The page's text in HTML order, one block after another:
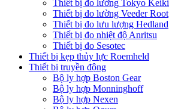
Thiết bị đo lường Tokyo Keiki
Thiết bị đo lường Veeder Root
Thiết bị đo lưu lượng Hedland
Thiết bị đo nhiệt độ Anritsu
Thiết bị đo Sesotec
Thiết bị kẹp thủy lực Roemheld
Thiết bị truyền động
Bộ ly hợp Boston Gear
Bộ ly hợp Monninghoff
Bộ ly hợp Nexen